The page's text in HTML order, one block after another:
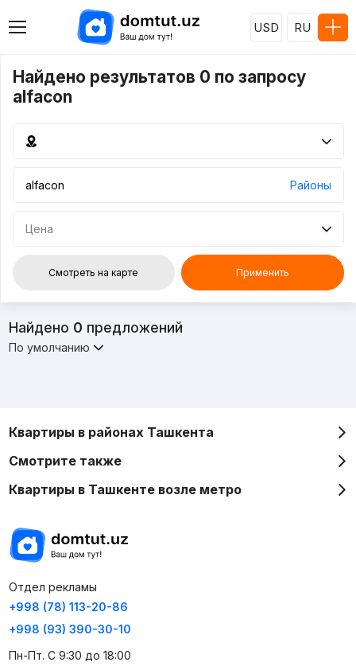
USD RU
Найдено результатов 0 по запросу
alfacon
Районы
Цена
Смотреть на карте Применить
Найдено 0 предложений
По умолчанию
Квартиры в районах Ташкента
Смотрите также
Квартиры в Ташкенте возле метро
Отдел рекламы
+998 (78) 113-20-86
+998 (93) 390-30-10
Пн-Пт. С 9:30 до 18:00